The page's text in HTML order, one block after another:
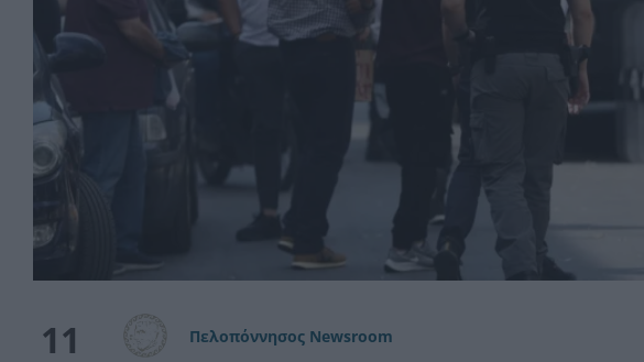
11 Πελοπόννησος Newsroom